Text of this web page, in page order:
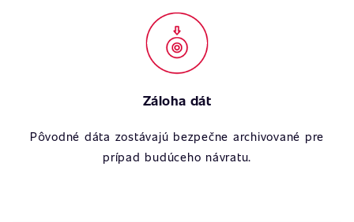
Záloha dát
Pôvodné dáta zostávajú bezpečne archivované pre
prípad budúceho návratu.